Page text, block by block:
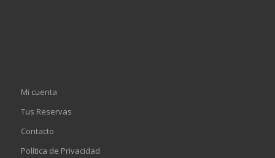
Mi cuenta
Tus Reservas
Contacto
Política de Privacidad